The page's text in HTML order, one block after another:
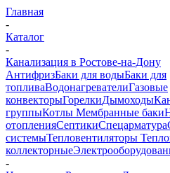
Главная
-
Каталог
-
Канализация в Ростове-на-Дону
АнтифризБаки для водыБаки для
топливаВодонагревателиГазовые
конвекторыГорелкиДымоходы
группыКотлы Мембранные баки
отопленияСептикиСпецарматура
системыТепловентиляторы
коллекторные
-